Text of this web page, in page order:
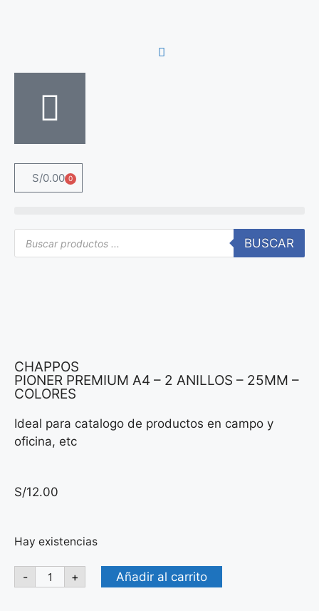
S/0.00 0
BUSCAR
CHAPPOS
PIONER PREMIUM A4 – 2 ANILLOS – 25MM –
COLORES
Ideal para catalogo de productos en campo y
oficina, etc
S/12.00
Hay existencias
- + Añadir al carrito